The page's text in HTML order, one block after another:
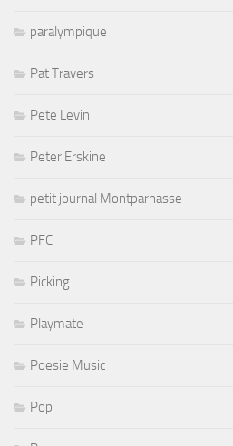
paralympique
Pat Travers
Pete Levin
Peter Erskine
petit journal Montparnasse
PFC
Picking
Playmate
Poesie Music
Pop